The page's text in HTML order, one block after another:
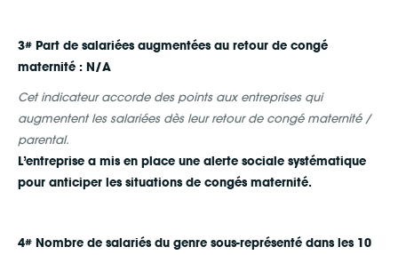
3# Part de salariées augmentées au retour de congé
maternité : N/A
Cet indicateur accorde des points aux entreprises qui
augmentent les salariées dès leur retour de congé maternité /
parental.
L’entreprise a mis en place une alerte sociale systématique
pour anticiper les situations de congés maternité.
4# Nombre de salariés du genre sous-représenté dans les 10